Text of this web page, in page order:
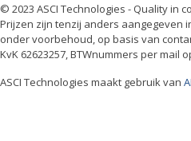
© 2023 ASCI Technologies - Quality in
Prijzen zijn tenzij anders aangegeven
onder voorbehoud, op basis van
KvK 62623257, BTWnummers per mail
ASCI Technologies maakt gebruik van